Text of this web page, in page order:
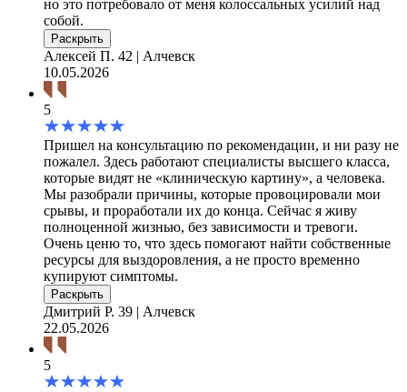
но это потребовало от меня колоссальных усилий над
собой.
Раскрыть
Алексей П. 42 | Алчевск
10.05.2026
5
Пришел на консультацию по рекомендации, и ни разу не
пожалел. Здесь работают специалисты высшего класса,
которые видят не «клиническую картину», а человека.
Мы разобрали причины, которые провоцировали мои
срывы, и проработали их до конца. Сейчас я живу
полноценной жизнью, без зависимости и тревоги.
Очень ценю то, что здесь помогают найти собственные
ресурсы для выздоровления, а не просто временно
купируют симптомы.
Раскрыть
Дмитрий Р. 39 | Алчевск
22.05.2026
5